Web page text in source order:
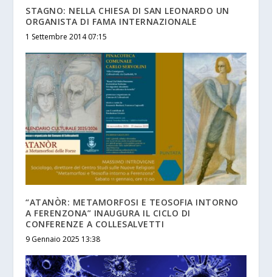
STAGNO: NELLA CHIESA DI SAN LEONARDO UN
ORGANISTA DI FAMA INTERNAZIONALE
1 Settembre 2014 07:15
“ATANÒR: METAMORFOSI E TEOSOFIA INTORNO
A FERENZONA” INAUGURA IL CICLO DI
CONFERENZE A COLLESALVETTI
9 Gennaio 2025 13:38